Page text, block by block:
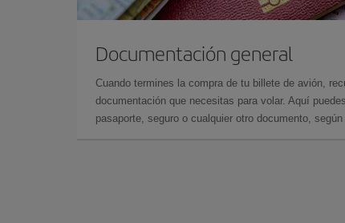
Documentación general
Cuando termines la compra de tu billete de avión,
documentación que necesitas para volar. Aquí
pasaporte, seguro o cualquier otro documento,